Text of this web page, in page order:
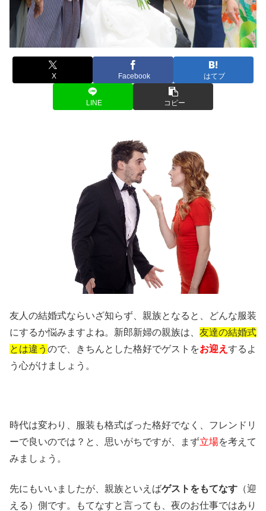
X Facebook はてブ
LINE コピー
友人の結婚式ならいざ知らず、親族となると、どんな服装
にするか悩みますよね。新郎新婦の親族は、 友達の結婚式
とは違う ので、きちんとした格好でゲストをお迎え するよ
う心がけましょう。
時代は変わり、服装も格式ばった格好でなく、フレンドリ
ーで良いのでは？と、思いがちですが、まず立場を考えて
みましょう。
先にもいいましたが、親族といえばゲストをもてなす （迎
える）側です。もてなすと言っても、夜のお仕事ではあり